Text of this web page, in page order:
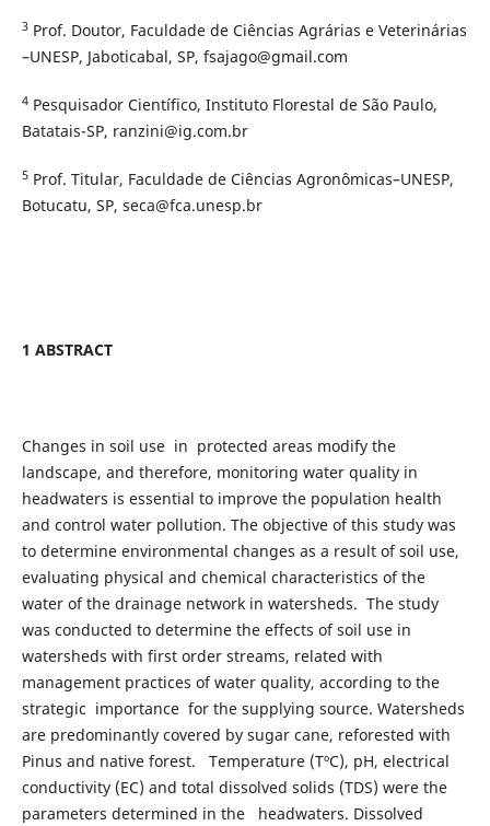
3Prof. Doutor, Faculdade de Ciências Agrárias e Veterinárias
–UNESP, Jaboticabal, SP, fsajago@gmail.com
4Pesquisador Científico, Instituto Florestal de São Paulo,
Batatais-SP, ranzini@ig.com.br
5Prof. Titular, Faculdade de Ciências Agronômicas–UNESP,
Botucatu, SP, seca@fca.unesp.br
1 ABSTRACT
Changes in soil use in protected areas modify the
landscape, and therefore, monitoring water quality in
headwaters is essential to improve the population health
and control water pollution. The objective of this study was
to determine environmental changes as a result of soil use,
evaluating physical and chemical characteristics of the
water of the drainage network in watersheds. The study
was conducted to determine the effects of soil use in
watersheds with first order streams, related with
management practices of water quality, according to the
strategic importance for the supplying source. Watersheds
are predominantly covered by sugar cane, reforested with
Pinus and native forest. Temperature (TºC), pH, electrical
conductivity (EC) and total dissolved solids (TDS) were the
parameters determined in the headwaters. Dissolved